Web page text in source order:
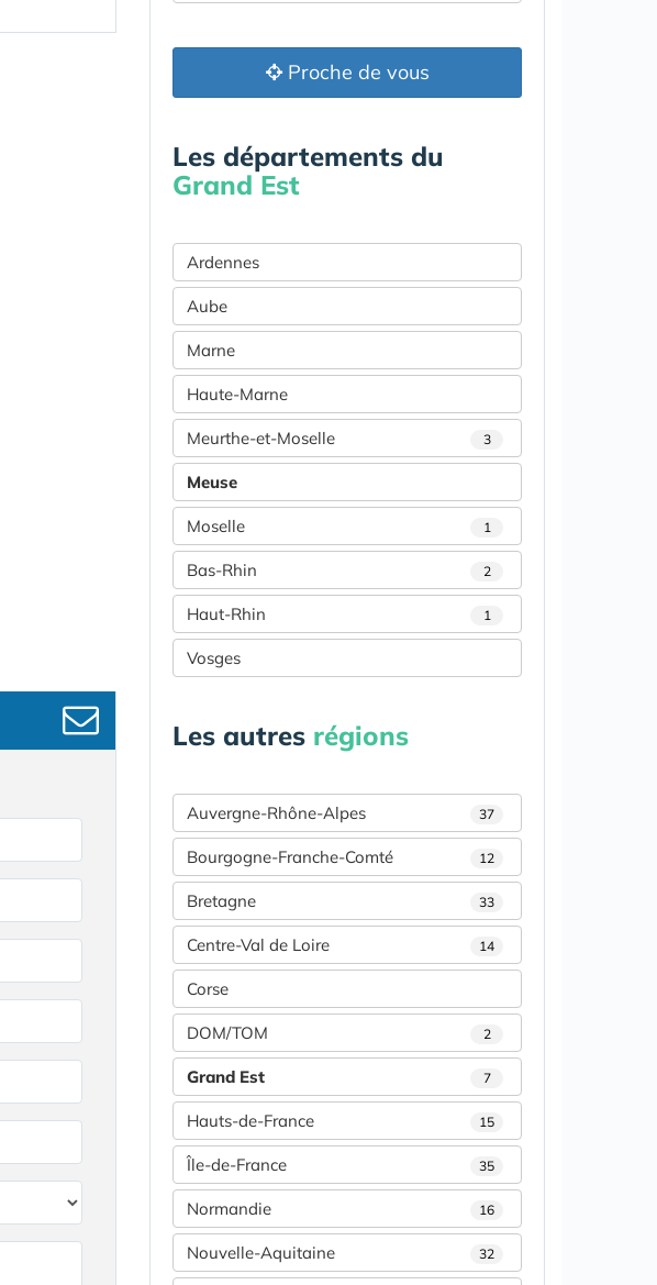
Proche de vous
Les départements du
Grand Est
Ardennes
Aube
Marne
Haute-Marne
Meurthe-et-Moselle 3
Meuse
Moselle 1
Bas-Rhin 2
Haut-Rhin 1
Vosges
Les autres régions
Auvergne-Rhône-Alpes 37
Bourgogne-Franche-Comté 12
Bretagne 33
Centre-Val de Loire 14
Corse
DOM/TOM 2
Grand Est 7
Hauts-de-France 15
Île-de-France 35
Normandie 16
Nouvelle-Aquitaine 32